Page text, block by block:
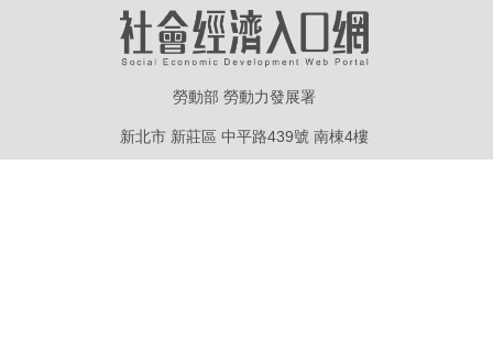
勞動部 勞動力發展署
新北市 新莊區 中平路439號 南棟4樓